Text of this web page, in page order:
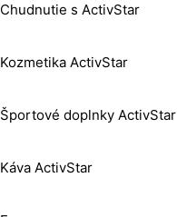
Chudnutie s ActivStar
Kozmetika ActivStar
Športové doplnky ActivStar
Káva ActivStar